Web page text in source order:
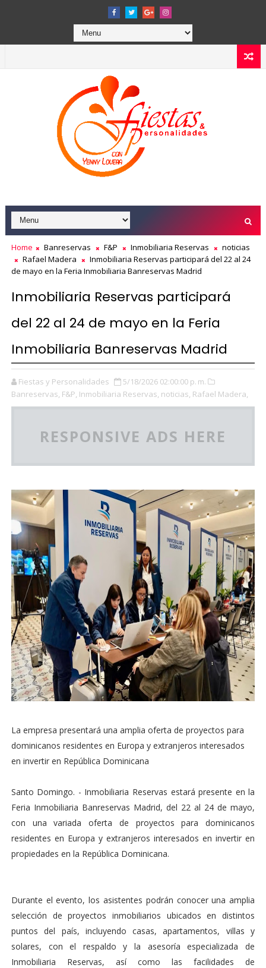
Home Banreservas F&P Inmobiliaria Reservas
noticias
Rafael Madera
Inmobiliaria Reservas participará del 22 al 24
de mayo en la Feria Inmobiliaria Banreservas Madrid
Inmobiliaria Reservas participará
del 22 al 24 de mayo en la Feria
Inmobiliaria Banreservas Madrid
Fiestas y Personalidades
5/18/2026 02:00:00 p. m.
Banreservas, F&P, Inmobiliaria Reservas, noticias, Rafael Madera,
RESPONSIVE ADS HERE
La empresa presentará una amplia oferta de proyectos para
dominicanos residentes en Europa y extranjeros interesados
en invertir en República Dominicana
Santo Domingo. - Inmobiliaria Reservas estará presente en la
Feria Inmobiliaria Banreservas Madrid, del 22 al 24 de mayo,
con una variada oferta de proyectos para dominicanos
residentes en Europa y extranjeros interesados en invertir en
propiedades en la República Dominicana.
Durante el evento, los asistentes podrán conocer una amplia
selección de proyectos inmobiliarios ubicados en distintos
puntos del país, incluyendo casas, apartamentos, villas y
solares, con el respaldo y la asesoría especializada de
Inmobiliaria Reservas, así como las facilidades de